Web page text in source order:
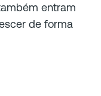
entram
de forma